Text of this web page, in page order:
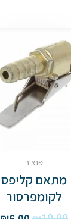
פנצ'ר
מתאם קליפס
לקומפרסור